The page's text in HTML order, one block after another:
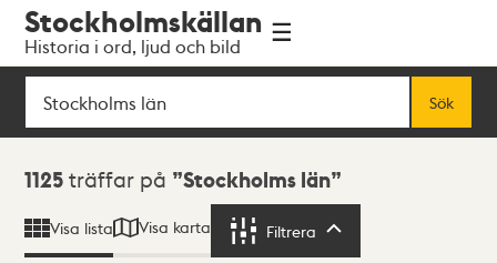
navigationen
huvudinnehållet
Stockholmskällan
Historia i ord, ljud och bild
Sök
Sök
Sökresultat
1125 träffar på Stockholms län
Visa lista Visa karta Filtrera